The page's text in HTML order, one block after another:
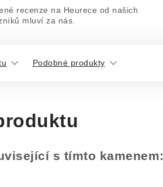
recenze na Heurece od našich
mluví za nás.
Podobné produkty
s tímto kamenem: